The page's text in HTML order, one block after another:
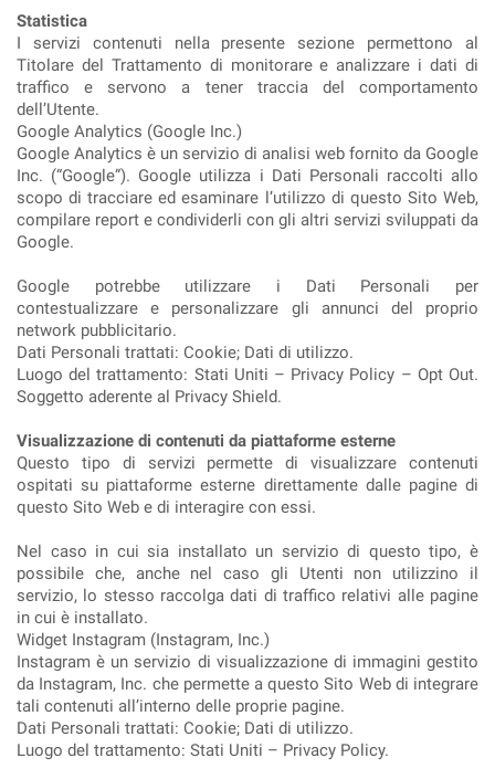
Statistica
I servizi contenuti nella presente sezione permettono al
Titolare del Trattamento di monitorare e analizzare i dati di
traffico e servono a tener traccia del comportamento
dell’Utente.
Google Analytics (Google Inc.)
Google Analytics è un servizio di analisi web fornito da Google
Inc. (“Google”). Google utilizza i Dati Personali raccolti allo
scopo di tracciare ed esaminare l’utilizzo di questo Sito Web,
compilare report e condividerli con gli altri servizi sviluppati da
Google.
Google potrebbe utilizzare i Dati Personali per
contestualizzare e personalizzare gli annunci del proprio
network pubblicitario.
Dati Personali trattati: Cookie; Dati di utilizzo.
Luogo del trattamento: Stati Uniti – Privacy Policy – Opt Out.
Soggetto aderente al Privacy Shield.
Visualizzazione di contenuti da piattaforme esterne
Questo tipo di servizi permette di visualizzare contenuti
ospitati su piattaforme esterne direttamente dalle pagine di
questo Sito Web e di interagire con essi.
Nel caso in cui sia installato un servizio di questo tipo, è
possibile che, anche nel caso gli Utenti non utilizzino il
servizio, lo stesso raccolga dati di traffico relativi alle pagine
in cui è installato.
Widget Instagram (Instagram, Inc.)
Instagram è un servizio di visualizzazione di immagini gestito
da Instagram, Inc. che permette a questo Sito Web di integrare
tali contenuti all’interno delle proprie pagine.
Dati Personali trattati: Cookie; Dati di utilizzo.
Luogo del trattamento: Stati Uniti – Privacy Policy.